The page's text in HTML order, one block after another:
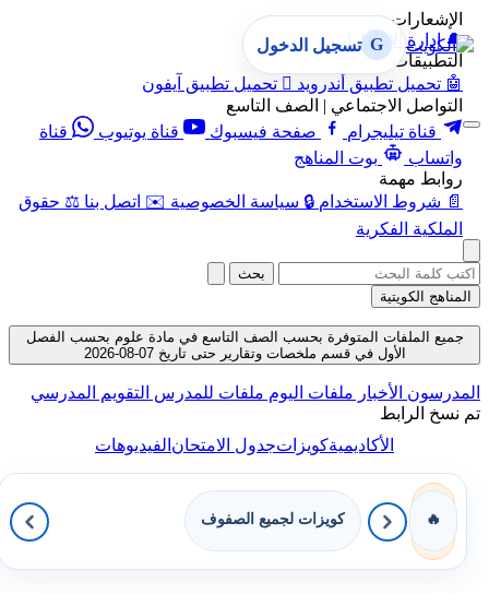
الإشعارات
🔔 إدارة الإشعارات
التطبيقات
🤖 تحميل تطبيق أندرويد  تحميل تطبيق آيفون
التواصل الاجتماعي | الصف التاسع
قناة تيليجرام
صفحة فيسبوك قناة يوتيوب
قناة
واتساب
بوت المناهج
روابط مهمة
📄 شروط الاستخدام 🔒 سياسة الخصوصية ✉️ اتصل بنا ⚖️ حقوق
الملكية الفكرية
G تسجيل الدخول
بحث
المناهج الكويتية
جميع الملفات المتوفرة بحسب الصف التاسع في مادة علوم بحسب الفصل
الأول في قسم ملخصات وتقارير حتى تاريخ 07-08-2026
المدرسون الأخبار ملفات اليوم ملفات للمدرس التقويم المدرسي
تم نسخ الرابط
الأكاديميةكويزاتجدول الامتحانالفيديوهات
🔥 كويزات لجميع الصفوف